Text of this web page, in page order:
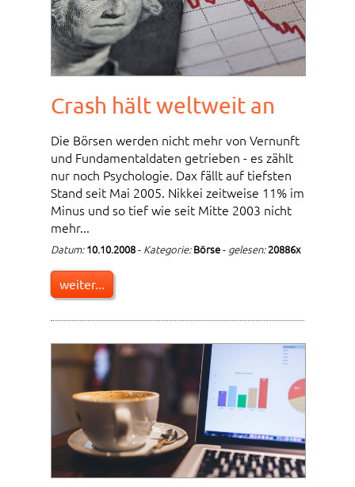
Crash hält weltweit an
Die Börsen werden nicht mehr von Vernunft
und Fundamentaldaten getrieben - es zählt
nur noch Psychologie. Dax fällt auf tiefsten
Stand seit Mai 2005. Nikkei zeitweise 11% im
Minus und so tief wie seit Mitte 2003 nicht
mehr...
Datum: 10.10.2008- Kategorie: Börse- gelesen: 20886x
weiter...